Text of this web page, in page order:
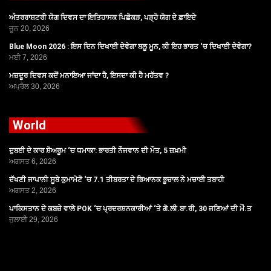
ਅੰਤਰਰਾਸ਼ਟਰੀ ਯੋਗ ਦਿਵਸ ਦਾ ਇਤਿਹਾਸਕ ਪਿਛੋਕੜ, ਪੜ੍ਹੋ ਯੋਗ ਦੇ ਫ਼ਾਇਦੇ
ਜੂਨ 20, 2026
Blue Moon 2026 : ਇਸ ਦਿਨ ਦਿਖਾਈ ਦੇਵੇਗਾ ਬਲੂ ਮੂਨ, ਕੀ ਇਹ ਭਾਰਤ ‘ਚ ਦਿਖਾਈ ਦੇਵੇਗਾ?
ਮਈ 7, 2026
ਮਜ਼ਦੂਰ ਦਿਵਸ ਕਦੋਂ ਮਨਾਇਆ ਜਾਂਦਾ ਹੈ, ਇਸਦਾ ਕੀ ਹੈ ਮਹੱਤਵ ?
ਅਪ੍ਰੈਲ 30, 2026
World
ਦੁਬਈ ਦੇ ਕਾਰ ਸ਼ੋਅਰੂਮ ‘ਚ ਧਮਾਕਾ: ਭਾਰਤੀ ਨੌਜਵਾਨ ਦੀ ਮੌਤ, 5 ਜ਼ਖ਼ਮੀ
ਅਗਸਤ 6, 2026
ਦੱਖਣੀ ਜਾਪਾਨੀ ਸੂਬੇ ਕੁਮਾਮੋਟੋ ‘ਚ 7.1 ਤੀਬਰਤਾ ਦੇ ਭਿਆਨਕ ਭੂਚਾਲ ਨੇ ਮਚਾਈ ਤਬਾਹੀ
ਅਗਸਤ 2, 2026
ਪਾਕਿਸਤਾਨ ਦੇ ਕਬਜ਼ੇ ਵਾਲੇ POK ‘ਚ ਪ੍ਰਦਰਸ਼ਨਕਾਰੀਆਂ ‘ਤੇ ਗੋ.ਲੀ.ਬਾ.ਰੀ, 30 ਜਣਿਆਂ ਦੀ ਮੌ.ਤ
ਜੁਲਾਈ 29, 2026